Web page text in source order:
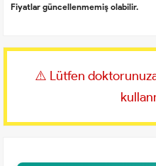
Fiyatlar güncellenmemiş olabilir.
⚠️ Lütfen